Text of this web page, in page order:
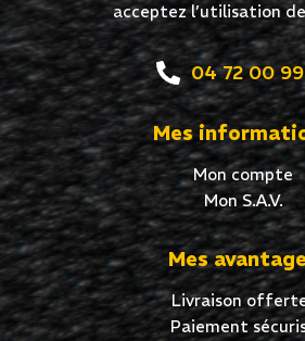
acceptez l’utilisation
04 72 00
Mes
Mon compte
Mon S.A.V.
Mes
Livraison
Paiement